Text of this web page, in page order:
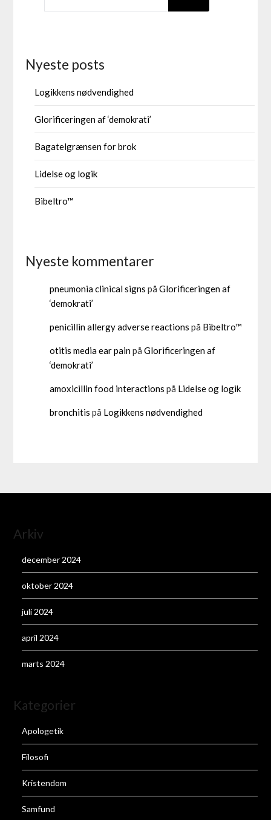
Nyeste posts
Logikkens nødvendighed
Glorificeringen af ‘demokrati’
Bagatelgrænsen for brok
Lidelse og logik
Bibeltro™
Nyeste kommentarer
pneumonia clinical signs påGlorificeringen af
‘demokrati’
penicillin allergy adverse reactions på Bibeltro™
otitis media ear painpåGlorificeringen af
‘demokrati’
amoxicillin food interactions på Lidelse og logik
bronchitis på Logikkens nødvendighed
Arkiv
december 2024
oktober 2024
juli 2024
april 2024
marts 2024
Kategorier
Apologetik
Filosofi
Kristendom
Samfund